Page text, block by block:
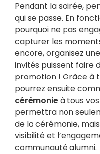
Pendant la soirée,
qui se passe. En
pourquoi ne pas
capturer les
encore, organisez
invités puissent faire
promotion ! Grâce à
pourrez ensuite
cérémonieà tous
permettra non
de la cérémonie,
visibilité et
communauté alumni.